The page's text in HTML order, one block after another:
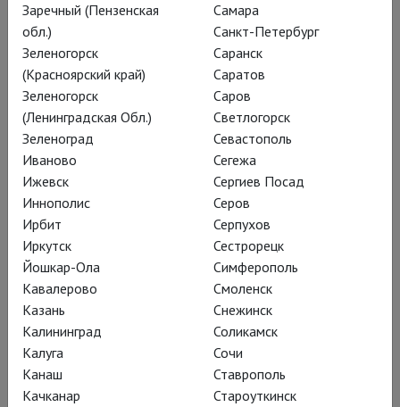
страсть. О её
неуместности и величии
этот резкий, графичный
спектакль. Но и про
капитализм, и про
Россию находит, что
Заречный (Пензенская
обл.)
Зеленогорск
(Красноярский край)
Зеленогорск
(Ленинградская Обл.)
Зеленоград
Иваново
Ижевск
Иннополис
Ирбит
Иркутск
Йошкар-Ола
Кавалерово
Казань
Калининград
Калуга
Канаш
Качканар
Самара
Санкт-Петербург
Саранск
Саратов
Саров
Светлогорск
Севастополь
Сегежа
Сергиев Посад
Серов
Серпухов
Сестрорецк
Симферополь
Смоленск
Снежинск
Соликамск
Сочи
Ставрополь
Староуткинск